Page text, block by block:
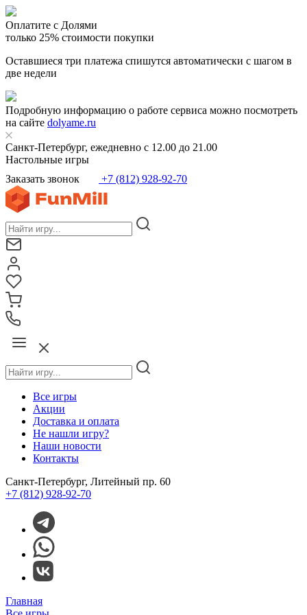
Оплатите с Долями
только 25% стоимости покупки
Оставшиеся три платежа спишутся автоматически с шагом в
две недели
Подробную информацию о работе сервиса можно посмотреть
на сайте dolyame.ru
Санкт-Петербург, ежедневно с 12.00 до 21.00
Настольные игры
Заказать звонок
+7 (812) 928-92-70
Все игры
Акции
Доставка и оплата
Не нашли игру?
Наши новости
Контакты
Санкт-Петербург, Литейный пр. 60
+7 (812) 928-92-70
Главная